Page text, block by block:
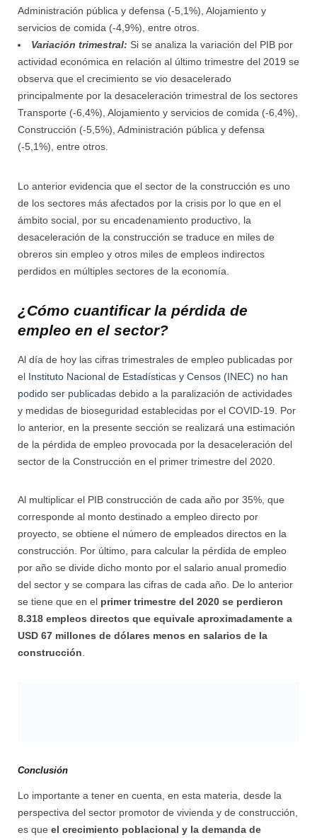
Administración pública y defensa (-5,1%), Alojamiento y
servicios de comida (-4,9%), entre otros.
Variación trimestral: Si se analiza la variación del PIB por
actividad económica en relación al último trimestre del 2019 se
observa que el crecimiento se vio desacelerado
principalmente por la desaceleración trimestral de los sectores
Transporte (-6,4%), Alojamiento y servicios de comida (-6,4%),
Construcción (-5,5%), Administración pública y defensa
(-5,1%), entre otros.
Lo anterior evidencia que el sector de la construcción es uno
de los sectores más afectados por la crisis por lo que en el
ámbito social, por su encadenamiento productivo, la
desaceleración de la construcción se traduce en miles de
obreros sin empleo y otros miles de empleos indirectos
perdidos en múltiples sectores de la economía.
¿Cómo cuantificar la pérdida de
empleo en el sector?
Al día de hoy las cifras trimestrales de empleo publicadas por
el Instituto Nacional de Estadísticas y Censos (INEC) no han
podido ser publicadas debido a la paralización de actividades
y medidas de bioseguridad establecidas por el COVID-19. Por
lo anterior, en la presente sección se realizará una estimación
de la pérdida de empleo provocada por la desaceleración del
sector de la Construcción en el primer trimestre del 2020.
Al multiplicar el PIB construcción de cada año por 35%, que
corresponde al monto destinado a empleo directo por
proyecto, se obtiene el número de empleados directos en la
construcción. Por último, para calcular la pérdida de empleo
por año se divide dicho monto por el salario anual promedio
del sector y se compara las cifras de cada año. De lo anterior
se tiene que en el primer trimestre del 2020 se perdieron
8.318 empleos directos que equivale aproximadamente a
USD 67 millones de dólares menos en salarios de la
construcción
Conclusión
Lo importante a tener en cuenta, en esta materia, desde la
perspectiva del sector promotor de vivienda y de construcción,
es que el crecimiento poblacional y la demanda de